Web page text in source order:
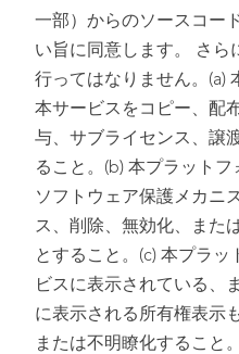
一部）からのソースコー
い旨に同意します。 さら
行ってはなりません。(a)
本サービスをコピー、配
与、サブライセンス、譲
ること。(b) 本プラット
ソフトウェア保護メカニ
ス、削除、無効化、また
とすること。(c) 本プラ
ビスに表示されている、
に表示される所有権表示
または不明瞭化すること